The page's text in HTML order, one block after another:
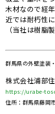
木材なので経
近では耐朽性
（当社は樹脂
群馬県の外壁塗装
株式会社浦部
https://urabe-
住所：群馬県藤岡